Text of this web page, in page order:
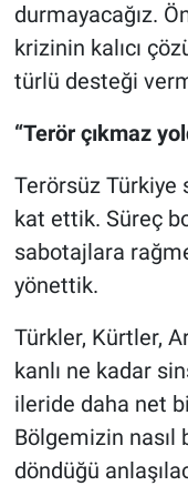
durmayacağız.
krizinin kalıcı
türlü desteği
“Terör çıkmaz
Terörsüz
kat ettik. Süreç
sabotajlara
yönettik.
Türkler, Kürtler,
kanlı ne kadar
ileride daha net
Bölgemizin nasıl
döndüğü